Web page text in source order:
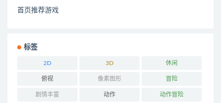
首页推荐游戏
标签
2D 3D 休闲
俯视 像素图形 冒险
剧情丰富 动作 动作冒险